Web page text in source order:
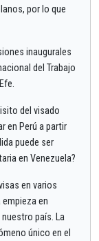
por lo que
inaugurales
del Trabajo
del visado
en Perú a partir
puede ser
en Venezuela?
en varios
en
país. La
único en el